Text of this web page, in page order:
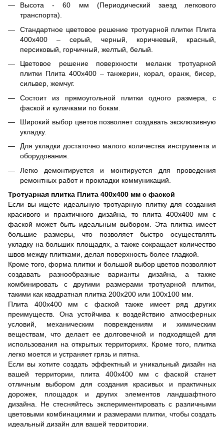
Высота - 60 мм (Периодический заезд легкового
транспорта).
Стандартное цветовое решение тротуарной плитки Плита
400х400 – серый, черный, коричневый, красный,
персиковый, горчичный, желтый, белый.
Цветовое решение поверхности меланж тротуарной
плитки Плита 400х400 – танжерин, корал, оранж, бисер,
сильвер, жемчуг.
Состоит из прямоугольной плитки одного размера, с
фаской и кулачками по бокам.
Широкий выбор цветов позволяет создавать эксклюзивную
укладку.
Для укладки достаточно малого количества инструмента и
оборудования.
Легко демонтируется и монтируется для проведения
ремонтных работ и прокладки коммуникаций.
Тротуарная плитка Плита 400х400 мм с фаской
Если вы ищете идеальную тротуарную плитку для создания
красивого и практичного дизайна, то плита 400х400 мм с
фаской может быть идеальным выбором. Эта плитка имеет
большие размеры, что позволяет быстро осуществлять
укладку на больших площадях, а также сокращает количество
швов между плитками, делая поверхность более гладкой.
Кроме того, форма плитки и большой выбор цветов позволяют
создавать разнообразные варианты дизайна, а также
комбинировать с другими размерами тротуарной плитки,
такими как квадратная плитка 200х200 или 100х100 мм.
Плита 400х400 мм с фаской также имеет ряд других
преимуществ. Она устойчива к воздействию атмосферных
условий, механическим повреждениям и химическим
веществам, что делает ее долговечной и подходящей для
использования на открытых территориях. Кроме того, плитка
легко моется и устраняет грязь и пятна.
Если вы хотите создать эффектный и уникальный дизайн на
вашей территории, плита 400х400 мм с фаской станет
отличным выбором для создания красивых и практичных
дорожек, площадок и других элементов ландшафтного
дизайна. Не стесняйтесь экспериментировать с различными
цветовыми комбинациями и размерами плитки, чтобы создать
идеальный дизайн для вашей территории.